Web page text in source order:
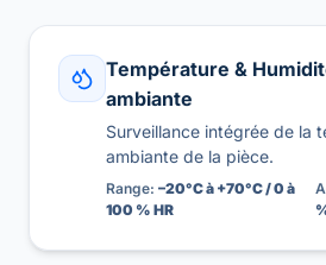
Température &
ambiante
Surveillance intégrée de la
ambiante de la pièce.
Range: –20°C à +70°C / 0 à
100 % HR